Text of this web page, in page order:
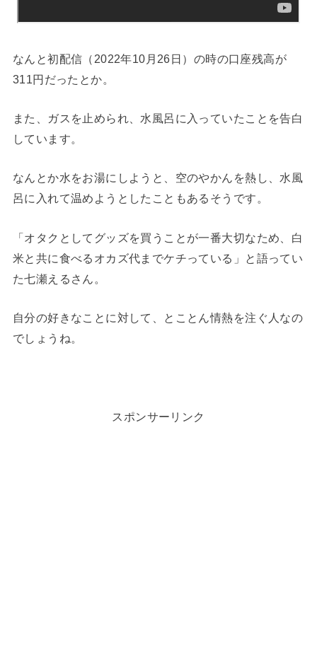
なんと初配信（2022年10月26日）の時の口座残高が
311円だったとか。
また、ガスを止められ、水風呂に入っていたことを告白
しています。
なんとか水をお湯にしようと、空のやかんを熱し、水風
呂に入れて温めようとしたこともあるそうです。
「オタクとしてグッズを買うことが一番大切なため、白
米と共に食べるオカズ代までケチっている」と語ってい
た七瀬えるさん。
自分の好きなことに対して、とことん情熱を注ぐ人なの
でしょうね。
スポンサーリンク